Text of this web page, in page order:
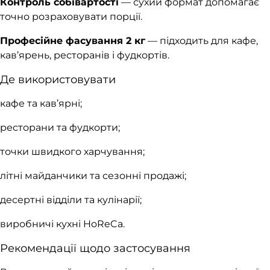
точно розраховувати порції.
Професійне фасування 2 кг— підходить для кафе,
кав’ярень, ресторанів і фудкортів.
Де використовувати
кафе та кав’ярні;
ресторани та фудкорти;
точки швидкого харчування;
літні майданчики та сезонні продажі;
десертні відділи та кулінарії;
виробничі кухні HoReCa.
Рекомендації щодо застосування